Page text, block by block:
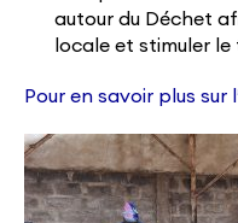
autour du Déchet
locale et stimuler
Pour en savoir plus sur